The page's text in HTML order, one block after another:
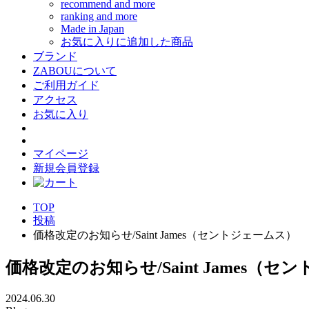
recommend and more
ranking and more
Made in Japan
お気に入りに追加した商品
ブランド
ZABOUについて
ご利用ガイド
アクセス
お気に入り
マイページ
新規会員登録
TOP
投稿
価格改定のお知らせ/Saint James（セントジェームス）
価格改定のお知らせ/Saint James（セン
2024.06.30